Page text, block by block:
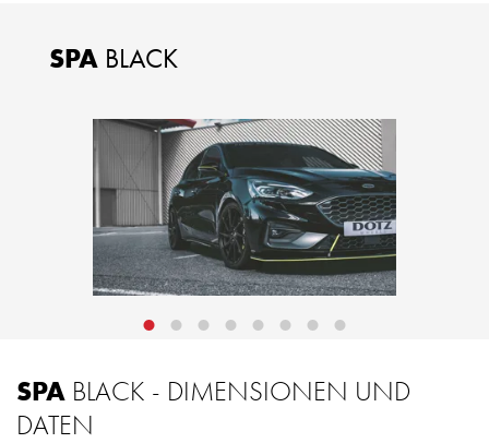
SPA BLACK
SPA BLACK - DIMENSIONEN UND
DATEN